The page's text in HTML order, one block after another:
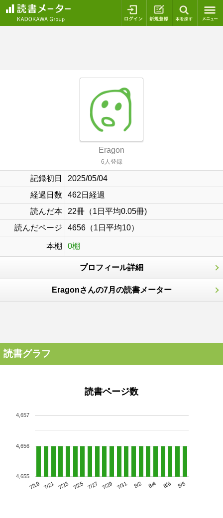
ログイン 新規登録
Eragon
6人登録
記録初日
2025/05/04
経過日数
462日経過
読んだ本
22冊（1日平均0.05冊)
読んだページ
4656（1日平均10）
本棚 0棚
プロフィール詳細
Eragonさんの7月の読書メーター
読書グラフ
読書ページ数
7/19 7/21 7/23 7/25 7/27 7/29 7/31 8/2 8/4 8/6 8/8
4,655
4,656
4,657